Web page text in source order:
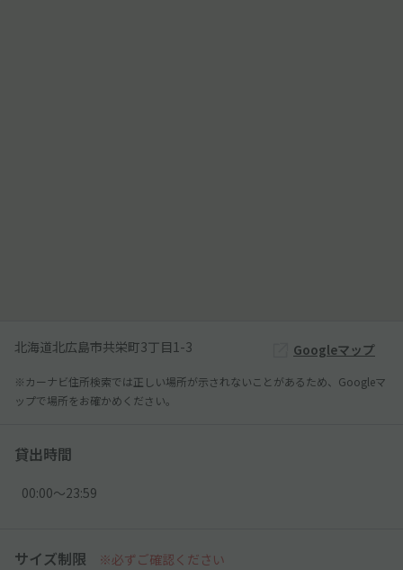
北海道北広島市共栄町3丁目1-3 Googleマップ
※カーナビ住所検索では正しい場所が示されないことがあるため、Googleマ
ップで場所をお確かめください。
貸出時間
00:00〜23:59
サイズ制限 ※必ずご確認ください